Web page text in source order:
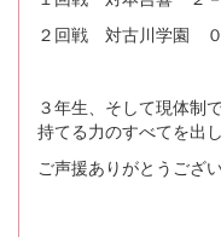
２回戦 対古川学園
３年生、そして現体制
持てる力のすべてを出
ご声援ありがとうござい